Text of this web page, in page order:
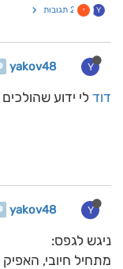
Y י 2 תגובות
Y
yakov48
דוד לי ידוע
Y
yakov48
ניגש לגפס:
מתחיל חיובי,